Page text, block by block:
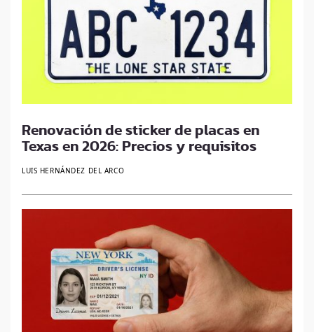
Renovación de sticker de placas en
Texas en 2026: Precios y requisitos
LUIS HERNÁNDEZ DEL ARCO